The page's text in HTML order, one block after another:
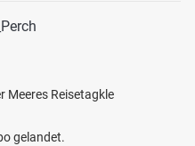
Meeres Reisetagkle
gelandet.